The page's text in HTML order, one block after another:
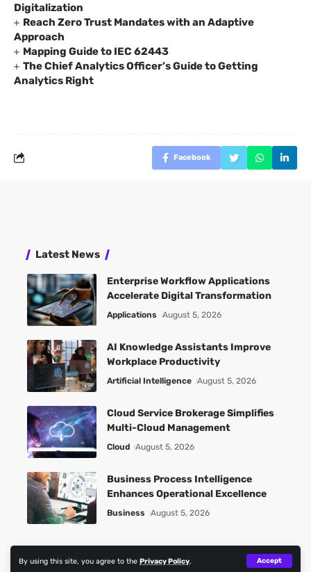
By using this site, you agree to the Privacy Policy. Accept
Digitalization
Reach Zero Trust Mandates with an Adaptive
Approach
Mapping Guide to IEC 62443
The Chief Analytics Officer’s Guide to Getting
Analytics Right
Facebook
Latest News
Enterprise Workflow Applications
Accelerate Digital Transformation
Applications August 5, 2026
AI Knowledge Assistants Improve
Workplace Productivity
Artificial Intelligence August 5, 2026
Cloud Service Brokerage Simplifies
Multi-Cloud Management
Cloud August 5, 2026
Business Process Intelligence
Enhances Operational Excellence
Business August 5, 2026